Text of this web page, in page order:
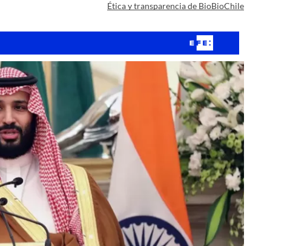
Ética y transparencia de BioBioChile